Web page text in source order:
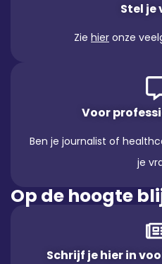
Stel je
Zie hier onze
Voor
Ben je journalist of
je
Op de hoogte
Schrijf je hier in